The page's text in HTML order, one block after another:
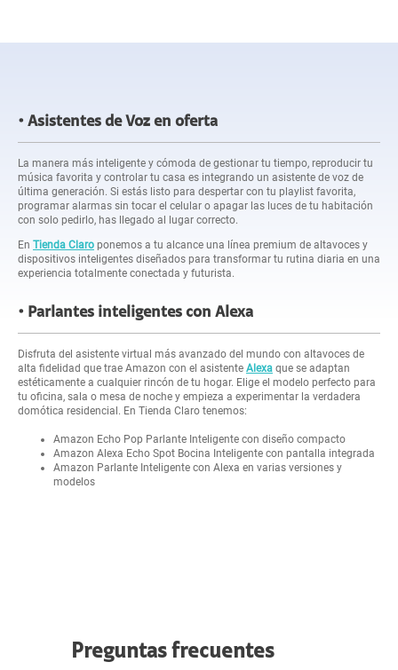
Asistentes de Voz en oferta
La manera más inteligente y cómoda de gestionar tu tiempo, reproducir tu
música favorita y controlar tu casa es integrando un asistente de voz de
última generación. Si estás listo para despertar con tu playlist favorita,
programar alarmas sin tocar el celular o apagar las luces de tu habitación
con solo pedirlo, has llegado al lugar correcto.
En Tienda Claro ponemos a tu alcance una línea premium de altavoces y
dispositivos inteligentes diseñados para transformar tu rutina diaria en una
experiencia totalmente conectada y futurista.
Parlantes inteligentes con Alexa
Disfruta del asistente virtual más avanzado del mundo con altavoces de
alta fidelidad que trae Amazon con el asistente Alexa que se adaptan
estéticamente a cualquier rincón de tu hogar. Elige el modelo perfecto para
tu oficina, sala o mesa de noche y empieza a experimentar la verdadera
domótica residencial. En Tienda Claro tenemos:
Amazon Echo Pop Parlante Inteligente con diseño compacto
Amazon Alexa Echo Spot Bocina Inteligente con pantalla integrada
Amazon Parlante Inteligente con Alexa en varias versiones y
modelos
Preguntas frecuentes